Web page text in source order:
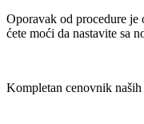
Oporavak od procedure je
ćete moći da nastavite sa
Kompletan cenovnik